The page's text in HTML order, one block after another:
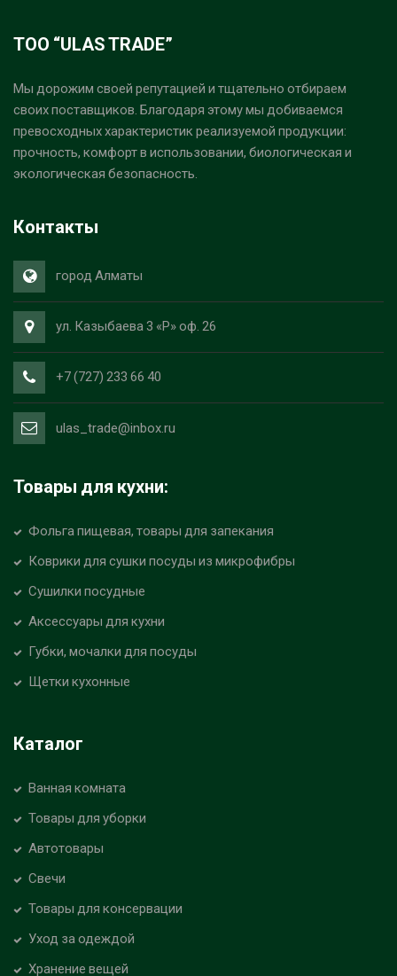
ТОО “ULAS TRADE”
Мы дорожим своей репутацией и тщательно отбираем
своих поставщиков. Благодаря этому мы добиваемся
превосходных характеристик реализуемой продукции:
прочность, комфорт в использовании, биологическая и
экологическая безопасность.
Контакты
город Алматы
ул. Казыбаева 3 «Р» оф. 26
+7 (727) 233 66 40
ulas_trade@inbox.ru
Товары для кухни:
Фольга пищевая, товары для запекания
Коврики для сушки посуды из микрофибры
Сушилки посудные
Аксессуары для кухни
Губки, мочалки для посуды
Щетки кухонные
Каталог
Ванная комната
Товары для уборки
Автотовары
Свечи
Товары для консервации
Уход за одеждой
Хранение вещей